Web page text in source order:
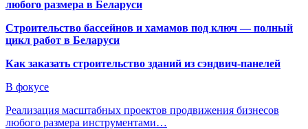
любого размера в Беларуси
Строительство бассейнов и хамамов под ключ — полный
цикл работ в Беларуси
Как заказать строительство зданий из сэндвич-панелей
В фокусе
Реализация масштабных проектов продвижения бизнесов
любого размера инструментами…